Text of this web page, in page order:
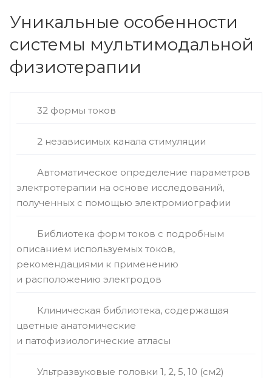
Уникальные особенности
системы мультимодальной
физиотерапии
32 формы токов
2 независимых канала стимуляции
Автоматическое определение параметров
электротерапии на основе исследований,
полученных с помощью электромиографии
Библиотека форм токов с подробным
описанием используемых токов,
рекомендациями к применению
и расположению электродов
Клиническая библиотека, содержащая
цветные анатомические
и патофизиологические атласы
Ультразвуковые головки 1, 2, 5, 10 (см2)